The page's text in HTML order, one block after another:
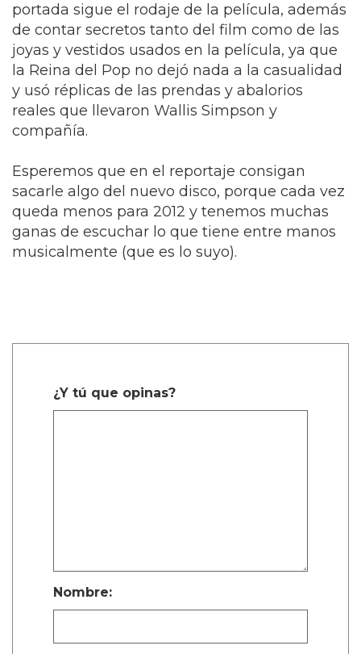
portada sigue el rodaje de la película, además
de contar secretos tanto del film como de las
joyas y vestidos usados en la película, ya que
la Reina del Pop no dejó nada a la casualidad
y usó réplicas de las prendas y abalorios
reales que llevaron Wallis Simpson y
compañía.
Esperemos que en el reportaje consigan
sacarle algo del nuevo disco, porque cada vez
queda menos para 2012 y tenemos muchas
ganas de escuchar lo que tiene entre manos
musicalmente (que es lo suyo).
¿Y tú que opinas?
Nombre: